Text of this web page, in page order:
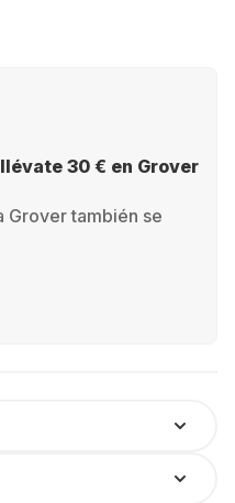
30 € en Grover
Grover también se